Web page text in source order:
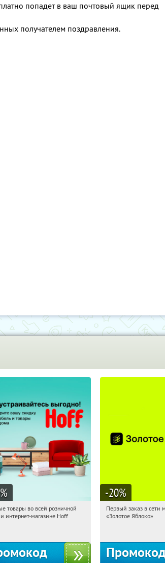
попадет в ваш почтовый ящик перед
получателем поздравления.
%
Получили:
товары во всей розничной
интернет-магазине Hoff
-20%
07:32:18
Первый заказ в сети
«Золотое Яблоко»